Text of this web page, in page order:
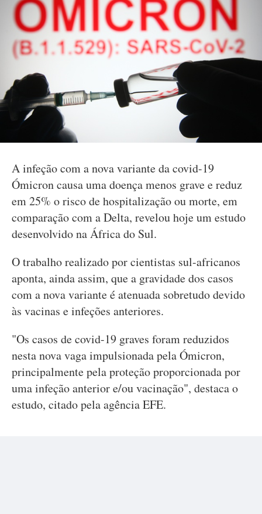
A infeção com a nova variante da covid-19
Ómicron causa uma doença menos grave e reduz
em 25% o risco de hospitalização ou morte, em
comparação com a Delta, revelou hoje um estudo
desenvolvido na África do Sul.
O trabalho realizado por cientistas sul-africanos
aponta, ainda assim, que a gravidade dos casos
com a nova variante é atenuada sobretudo devido
às vacinas e infeções anteriores.
"Os casos de covid-19 graves foram reduzidos
nesta nova vaga impulsionada pela Ómicron,
principalmente pela proteção proporcionada por
uma infeção anterior e/ou vacinação", destaca o
estudo, citado pela agência EFE.